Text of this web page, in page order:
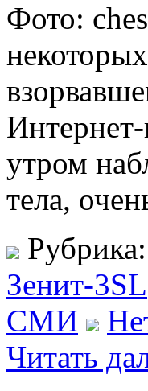
Фото:
утром
тела,
Рубрика:
Зенит-3SL
СМИ
Читать